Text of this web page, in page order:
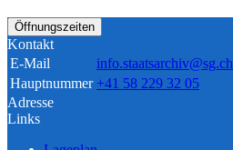
Öffnungszeiten
Kontakt
E-Mail
info.staatsarchiv@sg.ch
Hauptnummer +41 58 229 32 05
Adresse
Links